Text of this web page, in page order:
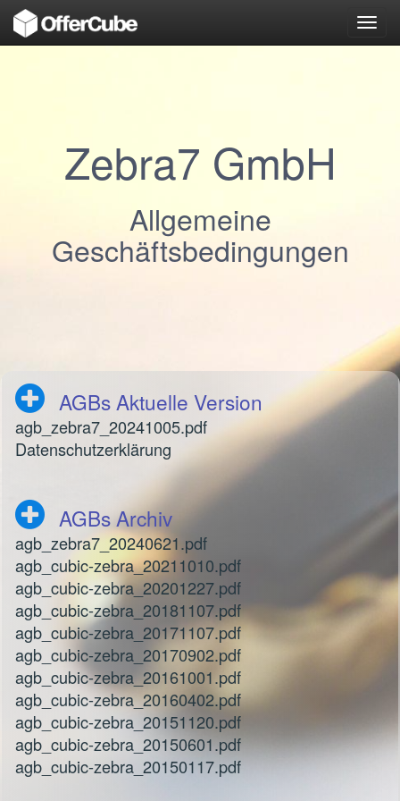
Zebra7 GmbH
Allgemeine
Geschäftsbedingungen
AGBs Aktuelle Version
agb_zebra7_20241005.pdf
Datenschutzerklärung
AGBs Archiv
agb_zebra7_20240621.pdf
agb_cubic-zebra_20211010.pdf
agb_cubic-zebra_20201227.pdf
agb_cubic-zebra_20181107.pdf
agb_cubic-zebra_20171107.pdf
agb_cubic-zebra_20170902.pdf
agb_cubic-zebra_20161001.pdf
agb_cubic-zebra_20160402.pdf
agb_cubic-zebra_20151120.pdf
agb_cubic-zebra_20150601.pdf
agb_cubic-zebra_20150117.pdf